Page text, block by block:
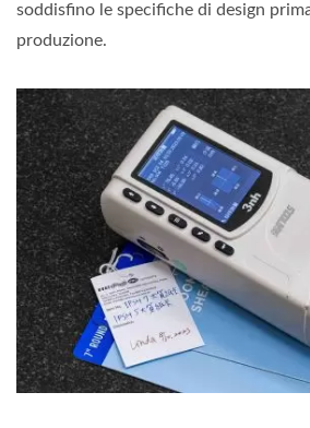
soddisfino le specifiche di design
produzione.